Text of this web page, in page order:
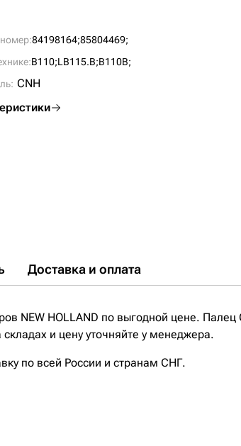
84198164;85804469;
B110;LB115.B;B110B;
CNH
Доставка и оплата
NEW HOLLAND по выгодной цене.
и цену уточняйте у менеджера.
по всей России и странам СНГ.